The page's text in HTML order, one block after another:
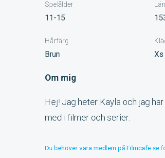
Spelålder
11-15
Hårfärg
Brun Xs
Om mig
Hej! Jag heter Kayla och jag
med i filmer och serier.
Du behöver vara medlem på Filmcafe.se